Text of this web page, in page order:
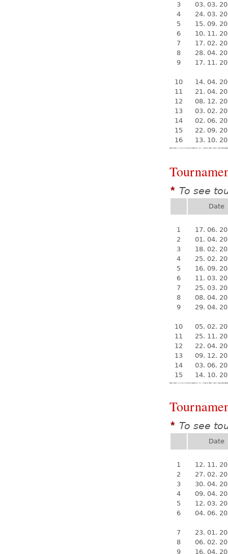
3
03. 03.
4
24. 03.
5
15. 09.
6
10. 11.
7
17. 02.
8
28. 04.
9
17. 11.
10
14. 04.
11
21. 04.
12
08. 12.
13
03. 02.
14
02. 06.
15
22. 09.
16
13. 10.
* To see
Date
1
17. 06.
2
01. 04.
3
18. 02.
4
25. 02.
5
16. 09.
6
11. 03.
7
25. 03.
8
08. 04.
9
29. 04.
10
05. 02.
11
25. 11.
12
22. 04.
13
09. 12.
14
03. 06.
15
14. 10.
* To see
Date
1
12. 11.
2
27. 02.
3
30. 04.
4
09. 04.
5
12. 03.
6
04. 06.
7
23. 01.
8
06. 02.
9
16. 04.